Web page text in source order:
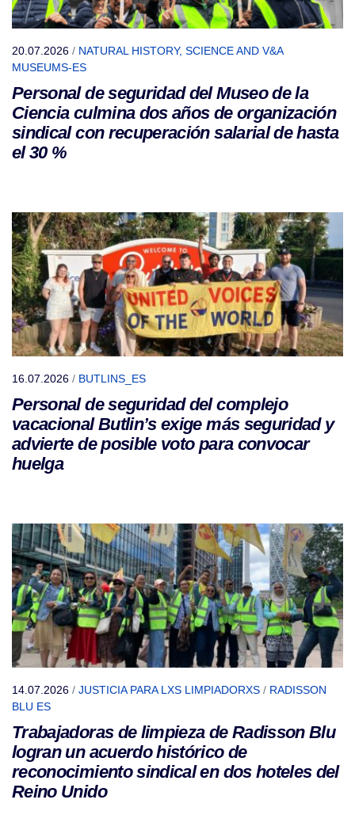
20.07.2026 / NATURAL HISTORY, SCIENCE AND V&A
MUSEUMS-ES
Personal de seguridad del Museo de la
Ciencia culmina dos años de organización
sindical con recuperación salarial de hasta
el 30 %
16.07.2026 / BUTLINS_ES
Personal de seguridad del complejo
vacacional Butlin’s exige más seguridad y
advierte de posible voto para convocar
huelga
14.07.2026 / JUSTICIA PARA LXS LIMPIADORXS / RADISSON
BLU ES
Trabajadoras de limpieza de Radisson Blu
logran un acuerdo histórico de
reconocimiento sindical en dos hoteles del
Reino Unido